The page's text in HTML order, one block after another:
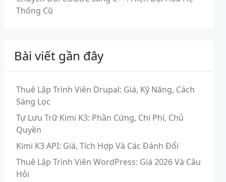
Thống Cũ
Bài viết gần đây
Thuê Lập Trình Viên Drupal: Giá, Kỹ Năng, Cách
Sàng Lọc
Tự Lưu Trữ Kimi K3: Phần Cứng, Chi Phí, Chủ
Quyền
Kimi K3 API: Giá, Tích Hợp Và Các Đánh Đổi
Thuê Lập Trình Viên WordPress: Giá 2026 Và Câu
Hỏi